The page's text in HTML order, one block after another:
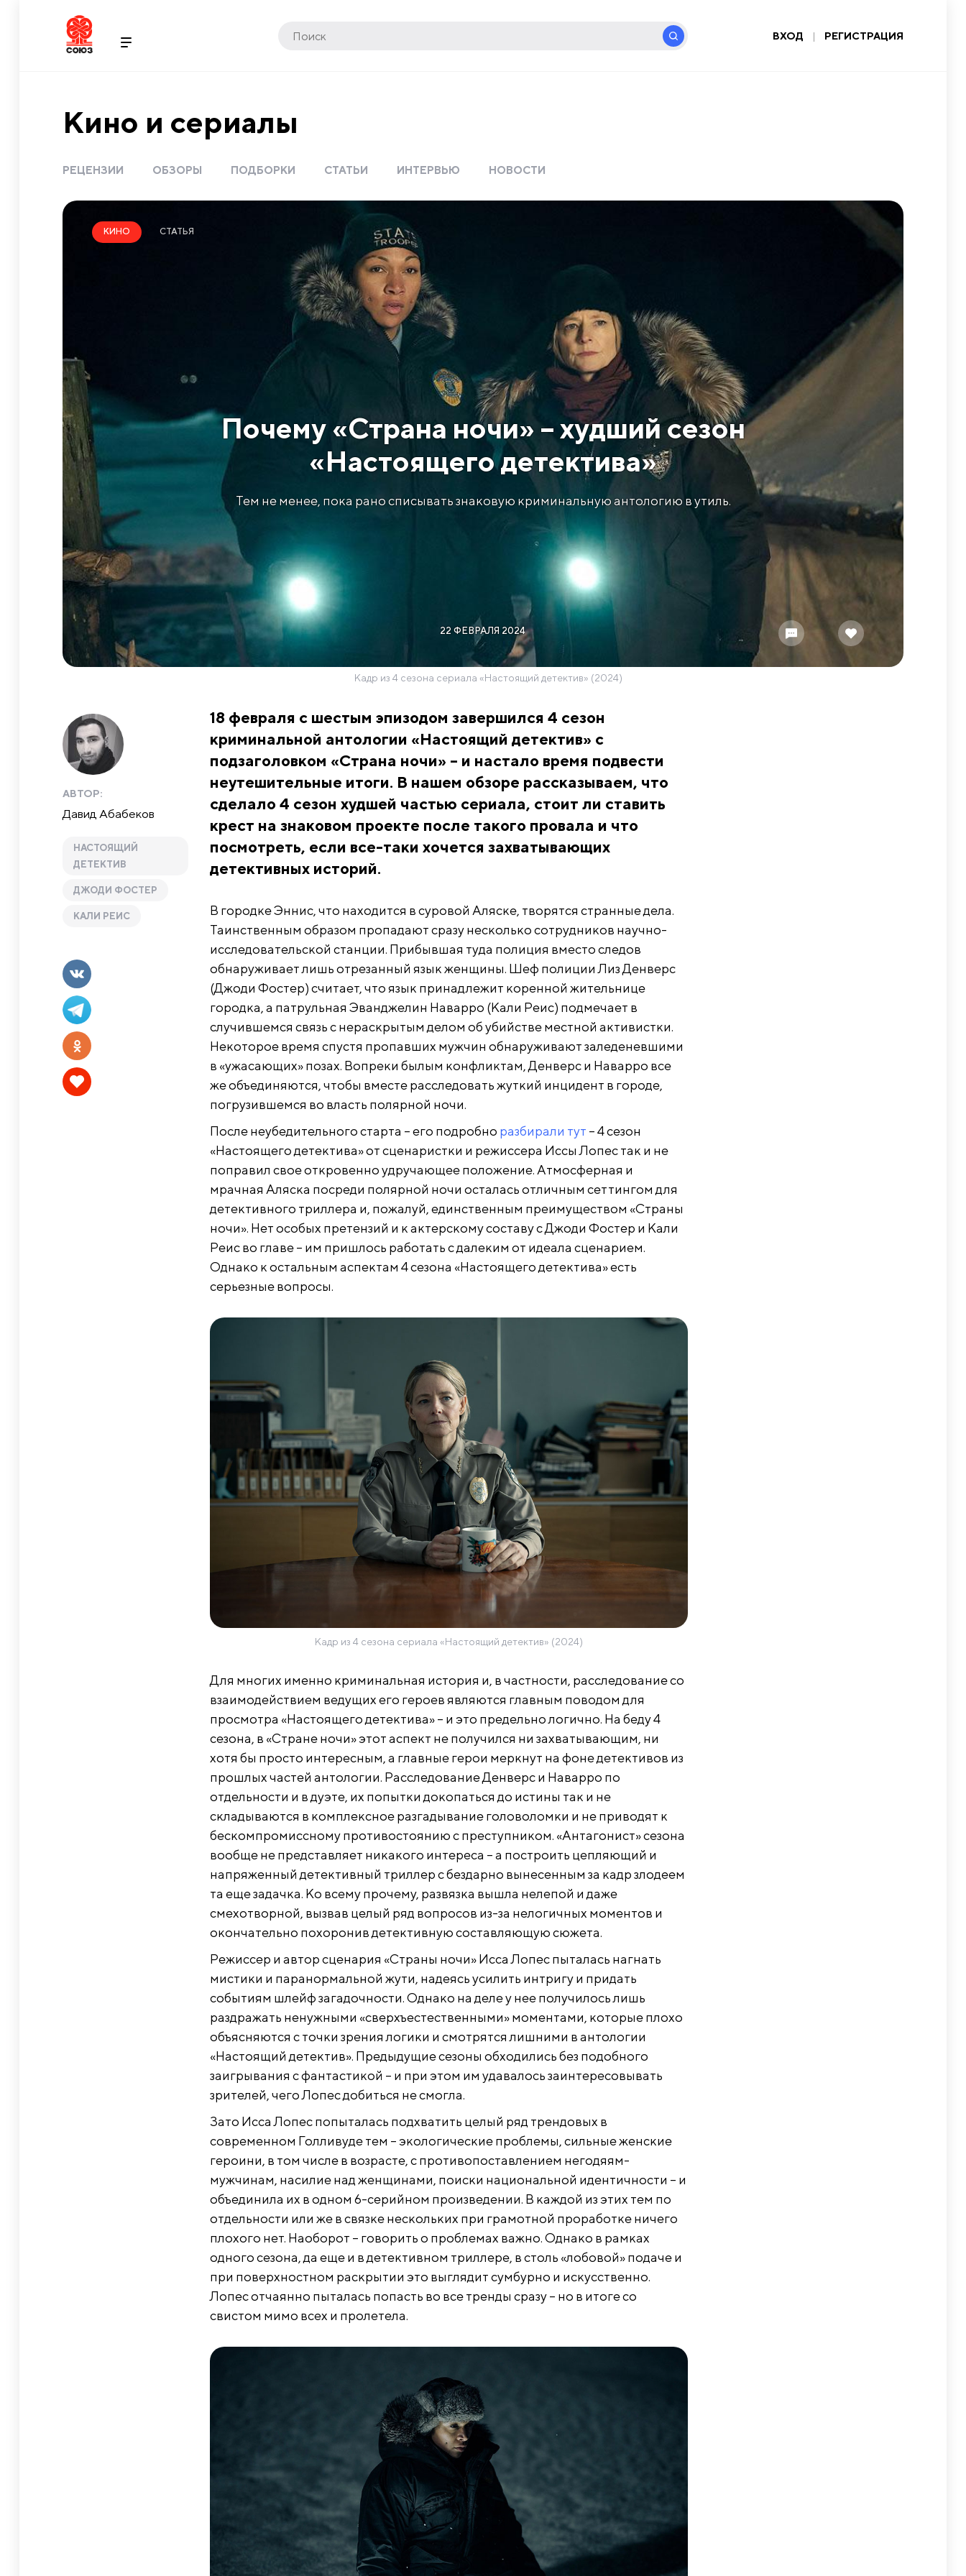
ВХОД | РЕГИСТРАЦИЯ
Кино и сериалы
РЕЦЕНЗИИ ОБЗОРЫ ПОДБОРКИ СТАТЬИ ИНТЕРВЬЮ НОВОСТИ
​Почему «Страна ночи» – худший сезон
«Настоящего детектива»
Тем не менее, пока рано списывать знаковую криминальную антологию в утиль.
КИНО СТАТЬЯ
22 ФЕВРАЛЯ 2024
Кадр из 4 сезона сериала «Настоящий детектив» (2024)
АВТОР:
Давид Абабеков
НАСТОЯЩИЙ
ДЕТЕКТИВ
ДЖОДИ ФОСТЕР
КАЛИ РЕИС
18 февраля с шестым эпизодом завершился 4 сезон
криминальной антологии «Настоящий детектив» с
подзаголовком «Страна ночи» – и настало время подвести
неутешительные итоги. В нашем обзоре рассказываем, что
сделало 4 сезон худшей частью сериала, стоит ли ставить
крест на знаковом проекте после такого провала и что
посмотреть, если все-таки хочется захватывающих
детективных историй.
В городке Эннис, что находится в суровой Аляске, творятся странные дела.
Таинственным образом пропадают сразу несколько сотрудников научно-
исследовательской станции. Прибывшая туда полиция вместо следов
обнаруживает лишь отрезанный язык женщины. Шеф полиции Лиз Денверс
(Джоди Фостер) считает, что язык принадлежит коренной жительнице
городка, а патрульная Эванджелин Наварро (Кали Реис) подмечает в
случившемся связь с нераскрытым делом об убийстве местной активистки.
Некоторое время спустя пропавших мужчин обнаруживают заледеневшими
в «ужасающих» позах. Вопреки былым конфликтам, Денверс и Наварро все
же объединяются, чтобы вместе расследовать жуткий инцидент в городе,
погрузившемся во власть полярной ночи.
После неубедительного старта – его подробно разбирали тут – 4 сезон
«Настоящего детектива» от сценаристки и режиссера Иссы Лопес так и не
поправил свое откровенно удручающее положение. Атмосферная и
мрачная Аляска посреди полярной ночи осталась отличным сеттингом для
детективного триллера и, пожалуй, единственным преимуществом «Страны
ночи». Нет особых претензий и к актерскому составу с Джоди Фостер и Кали
Реис во главе – им пришлось работать с далеким от идеала сценарием.
Однако к остальным аспектам 4 сезона «Настоящего детектива» есть
серьезные вопросы.
Кадр из 4 сезона сериала «Настоящий детектив» (2024)
Для многих именно криминальная история и, в частности, расследование со
взаимодействием ведущих его героев являются главным поводом для
просмотра «Настоящего детектива» – и это предельно логично. На беду 4
сезона, в «Стране ночи» этот аспект не получился ни захватывающим, ни
хотя бы просто интересным, а главные герои меркнут на фоне детективов из
прошлых частей антологии. Расследование Денверс и Наварро по
отдельности и в дуэте, их попытки докопаться до истины так и не
складываются в комплексное разгадывание головоломки и не приводят к
бескомпромиссному противостоянию с преступником. «Антагонист» сезона
вообще не представляет никакого интереса – а построить цепляющий и
напряженный детективный триллер с бездарно вынесенным за кадр злодеем
та еще задачка. Ко всему прочему, развязка вышла нелепой и даже
смехотворной, вызвав целый ряд вопросов из-за нелогичных моментов и
окончательно похоронив детективную составляющую сюжета.
Режиссер и автор сценария «Страны ночи» Исса Лопес пыталась нагнать
мистики и паранормальной жути, надеясь усилить интригу и придать
событиям шлейф загадочности. Однако на деле у нее получилось лишь
раздражать ненужными «сверхъестественными» моментами, которые плохо
объясняются с точки зрения логики и смотрятся лишними в антологии
«Настоящий детектив». Предыдущие сезоны обходились без подобного
заигрывания с фантастикой – и при этом им удавалось заинтересовывать
зрителей, чего Лопес добиться не смогла.
Зато Исса Лопес попыталась подхватить целый ряд трендовых в
современном Голливуде тем – экологические проблемы, сильные женские
героини, в том числе в возрасте, с противопоставлением негодяям-
мужчинам, насилие над женщинами, поиски национальной идентичности – и
объединила их в одном 6-серийном произведении. В каждой из этих тем по
отдельности или же в связке нескольких при грамотной проработке ничего
плохого нет. Наоборот – говорить о проблемах важно. Однако в рамках
одного сезона, да еще и в детективном триллере, в столь «лобовой» подаче и
при поверхностном раскрытии это выглядит сумбурно и искусственно.
Лопес отчаянно пыталась попасть во все тренды сразу – но в итоге со
свистом мимо всех и пролетела.